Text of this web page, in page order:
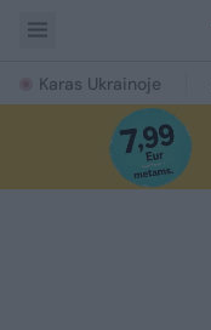
Karas Ukrainoje